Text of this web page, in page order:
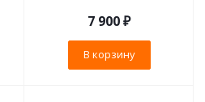
7 900₽
В корзину